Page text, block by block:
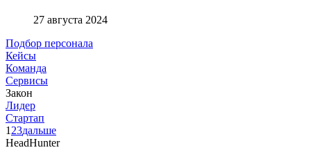
27 августа 2024
Подбор персонала
Кейсы
Команда
Сервисы
Закон
Лидер
Стартап
1 23дальше
HeadHunter